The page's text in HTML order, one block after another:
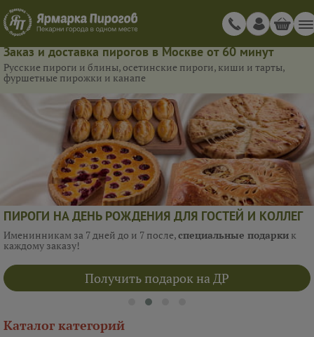
Заказ и доставка пирогов в Москве от 60 минут
Русские пироги и блины, осетинские пироги, киши и тарты,
фуршетные пирожки и канапе
ПИРОГИ НА ДЕНЬ РОЖДЕНИЯ ДЛЯ ГОСТЕЙ И КОЛЛЕГ
Именинникам за 7 дней до и 7 после,специальные подарки к
каждому заказу!
Получить подарок на ДР
Каталог категорий